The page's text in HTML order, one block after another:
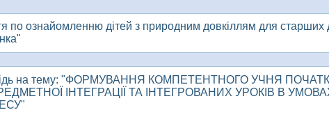
по ознайомленню дітей з природним довкіллям для старших
на тему: "ФОРМУВАННЯ КОМПЕТЕНТНОГО УЧНЯ
ІНТЕГРАЦІЇ ТА ІНТЕГРОВАНИХ УРОКІВ В